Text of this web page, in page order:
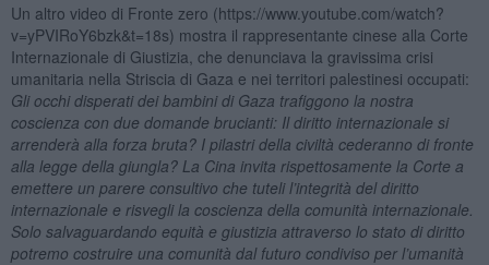
Un altro video di Fronte zero (https://www.youtube.com/watch?
v=yPVIRoY6bzk&t=18s) mostra il rappresentante cinese alla Corte
Internazionale di Giustizia, che denunciava la gravissima crisi
umanitaria nella Striscia di Gaza e nei territori palestinesi occupati:
Gli occhi disperati dei bambini di Gaza trafiggono la nostra
coscienza con due domande brucianti: Il diritto internazionale si
arrenderà alla forza bruta? I pilastri della civiltà cederanno di fronte
alla legge della giungla? La Cina invita rispettosamente la Corte a
emettere un parere consultivo che tuteli l’integrità del diritto
internazionale e risvegli la coscienza della comunità internazionale.
Solo salvaguardando equità e giustizia attraverso lo stato di diritto
potremo costruire una comunità dal futuro condiviso per l’umanità